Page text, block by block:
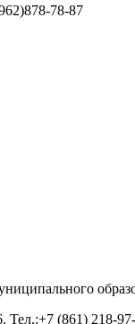
78-87
Тел.:+7 (861) 218-